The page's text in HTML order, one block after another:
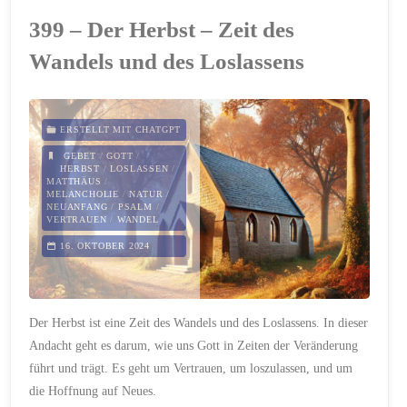
des
Lebens"
399 – Der Herbst – Zeit des
Wandels und des Loslassens
ERSTELLT MIT CHATGPT
GEBET /GOTT /
HERBST /LOSLASSEN /
MATTHÄUS /
MELANCHOLIE /NATUR /
NEUANFANG / PSALM /
VERTRAUEN / WANDEL
16. OKTOBER 2024
Der Herbst ist eine Zeit des Wandels und des Loslassens. In dieser
Andacht geht es darum, wie uns Gott in Zeiten der Veränderung
führt und trägt. Es geht um Vertrauen, um loszulassen, und um
die Hoffnung auf Neues.